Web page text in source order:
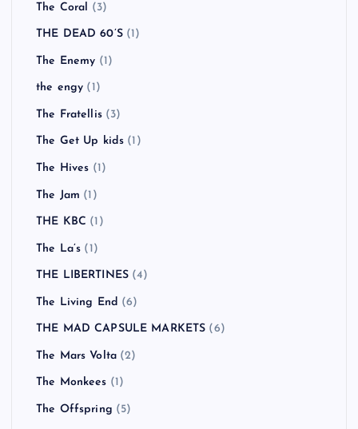
The Coral (3)
THE DEAD 60’S(1)
The Enemy (1)
the engy (1)
The Fratellis(3)
The Get Up kids (1)
The Hives (1)
The Jam (1)
THE KBC (1)
The La’s (1)
THE LIBERTINES (4)
The Living End (6)
THE MAD CAPSULE MARKETS (6)
The Mars Volta (2)
The Monkees (1)
The Offspring (5)